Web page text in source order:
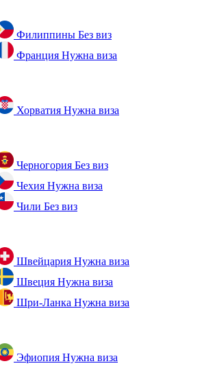
Филиппины Без виз
Франция Нужна виза
Хорватия Нужна виза
Черногория Без виз
Чехия Нужна виза
Чили Без виз
Швейцария Нужна виза
Швеция Нужна виза
Шри-Ланка Нужна виза
Эфиопия Нужна виза